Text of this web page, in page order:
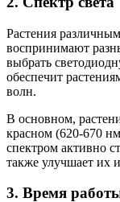
Растения
воспринимают
выбрать
обеспечит
волн.
В основном,
красном (620-670
спектром активно
также улучшает их
3. Время